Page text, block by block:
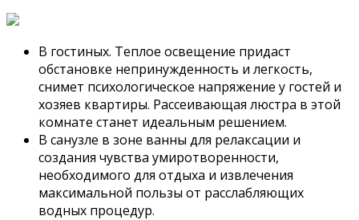
В гостиных. Теплое освещение придаст
обстановке непринужденность и легкость,
снимет психологическое напряжение у гостей и
хозяев квартиры. Рассеивающая люстра в этой
комнате станет идеальным решением.
В санузле в зоне ванны для релаксации и
создания чувства умиротворенности,
необходимого для отдыха и извлечения
максимальной пользы от расслабляющих
водных процедур.